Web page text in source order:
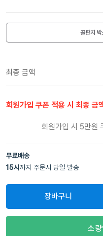
골판지 박
최종 금액
회원가입 쿠폰 적용 시 최종 금
회원가입 시 5만원
무료배송
15시 까지 주문시 당일 발송
장바구니
소